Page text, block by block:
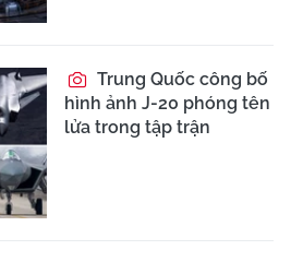
Trung Quốc công bố
hình ảnh J-20 phóng tên
lửa trong tập trận